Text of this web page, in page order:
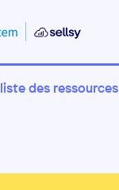
des ressources